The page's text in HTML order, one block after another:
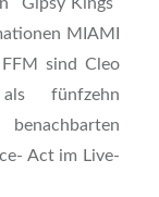
MIAMI
sind Cleo
fünfzehn
Act im Live-